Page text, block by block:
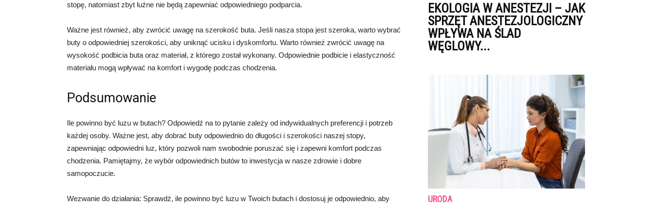
stopę, natomiast zbyt luźne nie będą zapewniać odpowiedniego podparcia.
Ważne jest również, aby zwrócić uwagę na szerokość buta. Jeśli nasza stopa jest szeroka, warto wybrać
buty o odpowiedniej szerokości, aby uniknąć ucisku i dyskomfortu. Warto również zwrócić uwagę na
wysokość podbicia buta oraz materiał, z którego został wykonany. Odpowiednie podbicie i elastyczność
materiału mogą wpływać na komfort i wygodę podczas chodzenia.
Podsumowanie
Ile powinno być luzu w butach? Odpowiedź na to pytanie zależy od indywidualnych preferencji i potrzeb
każdej osoby. Ważne jest, aby dobrać buty odpowiednio do długości i szerokości naszej stopy,
zapewniając odpowiedni luz, który pozwoli nam swobodnie poruszać się i zapewni komfort podczas
chodzenia. Pamiętajmy, że wybór odpowiednich butów to inwestycja w nasze zdrowie i dobre
samopoczucie.
Wezwanie do działania: Sprawdź, ile powinno być luzu w Twoich butach i dostosuj je odpowiednio, aby
EKOLOGIA W ANESTEZJI – JAK
SPRZĘT ANESTEZJOLOGICZNY
WPŁYWA NA ŚLAD
WĘGLOWY...
URODA